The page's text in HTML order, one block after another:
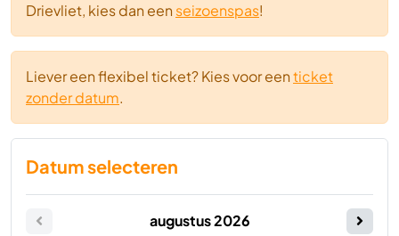
Drievliet, kies dan een seizoenspas!
Liever een flexibel ticket? Kies voor eenticket
zonder datum.
Datum selecteren
augustus2026